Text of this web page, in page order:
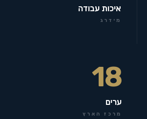
איכות עבודה
מידרג
18
ערים
מרכז הארץ